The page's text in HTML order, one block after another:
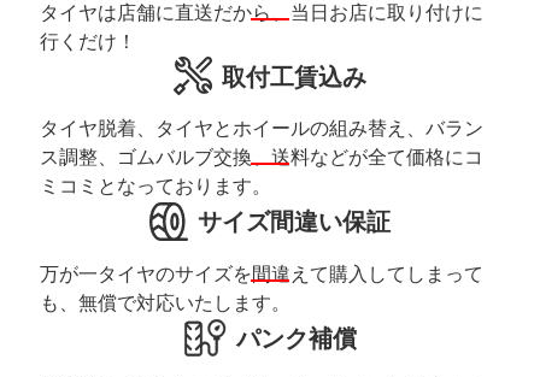
タイヤは店舗に直送だから、当日お店に取り付けに
行くだけ！
取付工賃込み
タイヤ脱着、タイヤとホイールの組み替え、バラン
ス調整、ゴムバルブ交換、送料などが全て価格にコ
ミコミとなっております。
サイズ間違い保証
万が一タイヤのサイズを間違えて購入してしまって
も、無償で対応いたします。
パンク補償